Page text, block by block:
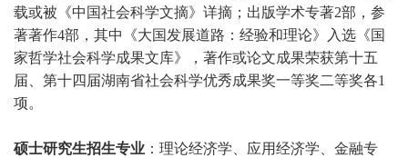
载或被《中国社会科学文摘》详摘；出版学术专著2部，参
著著作4部，其中《大国发展道路：经验和理论》入选《国
家哲学社会科学成果文库》，著作或论文成果荣获第十五
届、第十四届湖南省社会科学优秀成果奖一等奖二等奖各1
项。
硕士研究生招生专业 ：理论经济学、应用经济学、金融专